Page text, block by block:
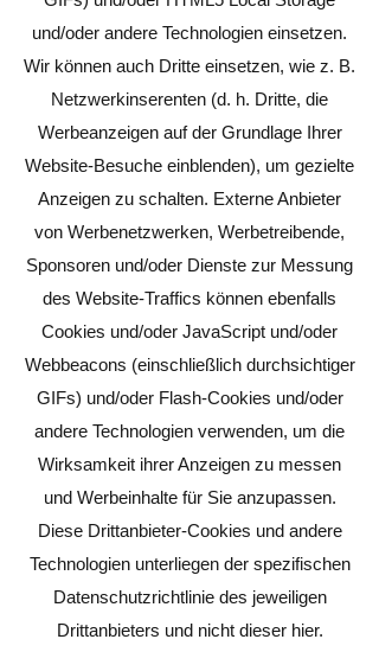
und/oder andere Technologien einsetzen.
Wir können auch Dritte einsetzen, wie z. B.
Netzwerkinserenten (d. h. Dritte, die
Werbeanzeigen auf der Grundlage Ihrer
Website-Besuche einblenden), um gezielte
Anzeigen zu schalten. Externe Anbieter
von Werbenetzwerken, Werbetreibende,
Sponsoren und/oder Dienste zur Messung
des Website-Traffics können ebenfalls
Cookies und/oder JavaScript und/oder
Webbeacons (einschließlich durchsichtiger
GIFs) und/oder Flash-Cookies und/oder
andere Technologien verwenden, um die
Wirksamkeit ihrer Anzeigen zu messen
und Werbeinhalte für Sie anzupassen.
Diese Drittanbieter-Cookies und andere
Technologien unterliegen der spezifischen
Datenschutzrichtlinie des jeweiligen
Drittanbieters und nicht dieser hier.